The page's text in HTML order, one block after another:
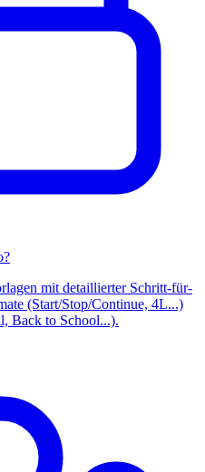
mit detaillierter Schritt-für-
(Start/Stop/Continue, 4L...)
Back to School...).